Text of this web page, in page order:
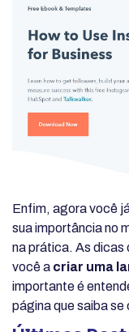
Enfim, agora você
sua importância no
na prática. As dicas
você a criar uma
importante é
página que saiba se